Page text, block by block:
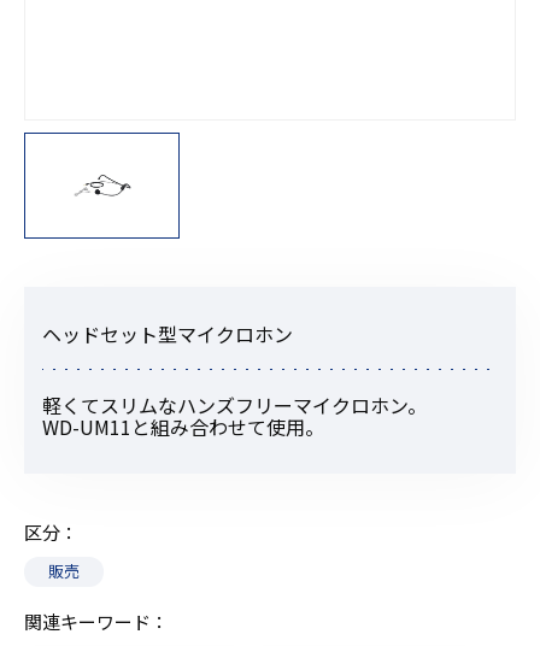
ヘッドセット型マイクロホン
軽くてスリムなハンズフリーマイクロホン。
WD-UM11と組み合わせて使用。
区分
販売
関連キーワード